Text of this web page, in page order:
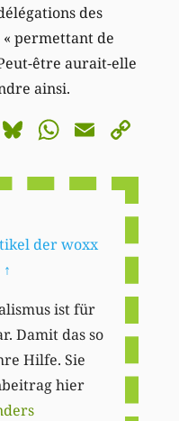
des
permettant de
être aurait-elle
ainsi.
Facebook
BlueskyEmail
der woxx
↑
ist für
Damit das so
Hilfe. Sie
hier